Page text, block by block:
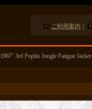
ご利用案内
1967’ 3rd Poplin Jungle Fatigue